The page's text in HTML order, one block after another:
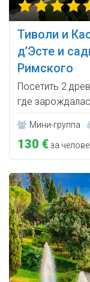
Тиволи и
д’Эсте и
Римского
Посетить 2
где
Мини-группа
130 €за